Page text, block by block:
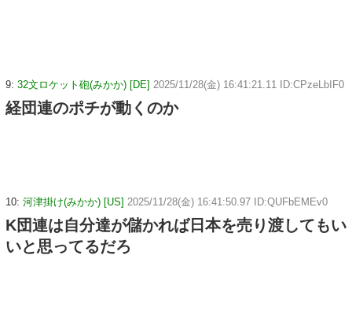
9: 32文ロケット砲(みかか) [DE] 2025/11/28(金) 16:41:21.11 ID:CPzeLbIF0
経団連のポチが動くのか
10: 河津掛け(みかか) [US] 2025/11/28(金) 16:41:50.97 ID:QUFbEMEv0
K団連は自分達が儲かれば日本を売り渡してもい
いと思ってるだろ